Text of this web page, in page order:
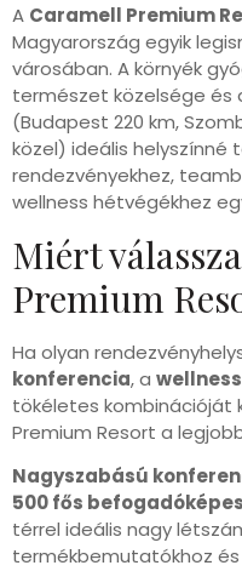
A Caramell Premium
Magyarország egyik
városában. A környék
természet közelsége és
(Budapest 220 km,
közel) ideális helyszínné
rendezvényekhez,
wellness hétvégékhez
Miért
Premium
Ha olyan
konferencia, a wellness
tökéletes kombinációját
Premium Resort a
Nagyszabású
500 fős
térrel ideális nagy
termékbemutatókhoz és